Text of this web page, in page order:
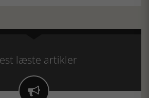
læste artikler
